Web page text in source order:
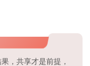
，共享才是前提，